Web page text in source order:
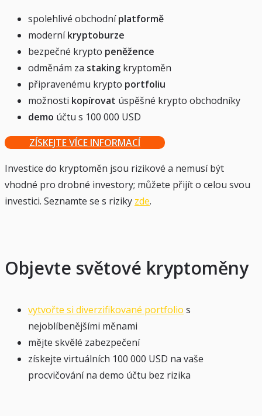
spolehlivé obchodníplatformě
moderníkryptoburze
bezpečné krypto peněžence
odměnám za staking kryptoměn
připravenému krypto portfoliu
možnosti kopírovat úspěšné krypto obchodníky
demo účtu s 100 000 USD
ZÍSKEJTE VÍCE INFORMACÍ
Investice do kryptoměn jsou rizikové a nemusí být
vhodné pro drobné investory; můžete přijít o celou svou
investici. Seznamte se s riziky zde.
Objevte světové kryptoměny
vytvořte si diverzifikované portfolio s
nejoblíbenějšími měnami
mějte skvělé zabezpečení
získejte virtuálních 100 000 USD na vaše
procvičování na demo účtu bez rizika